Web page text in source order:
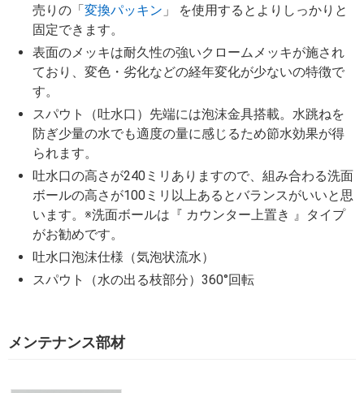
売りの「 変換パッキン 」 を使用するとよりしっかりと
固定できます。
表面のメッキは耐久性の強いクロームメッキが施され
ており、変色・劣化などの経年変化が少ないの特徴で
す。
スパウト（吐水口）先端には泡沫金具搭載。水跳ねを
防ぎ少量の水でも適度の量に感じるため節水効果が得
られます。
吐水口の高さが240ミリありますので、組み合わる洗面
ボールの高さが100ミリ以上あるとバランスがいいと思
います。※洗面ボールは『 カウンター上置き 』タイプ
がお勧めです。
吐水口泡沫仕様（気泡状流水）
スパウト（水の出る枝部分）360°回転
メンテナンス部材